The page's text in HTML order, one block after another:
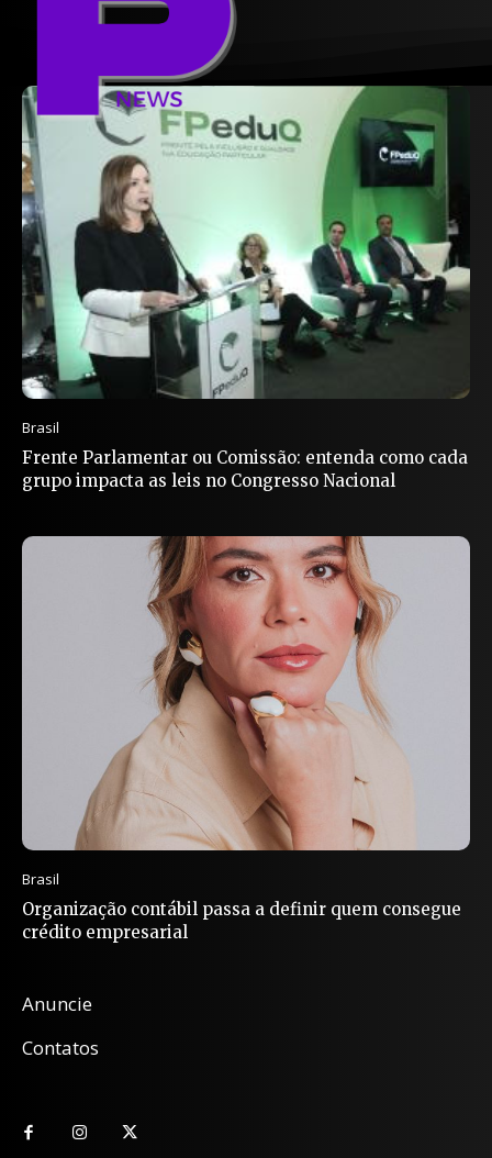
Brasil
Frente Parlamentar ou Comissão: entenda como cada
grupo impacta as leis no Congresso Nacional
Brasil
Organização contábil passa a definir quem consegue
crédito empresarial
Anuncie
Contatos